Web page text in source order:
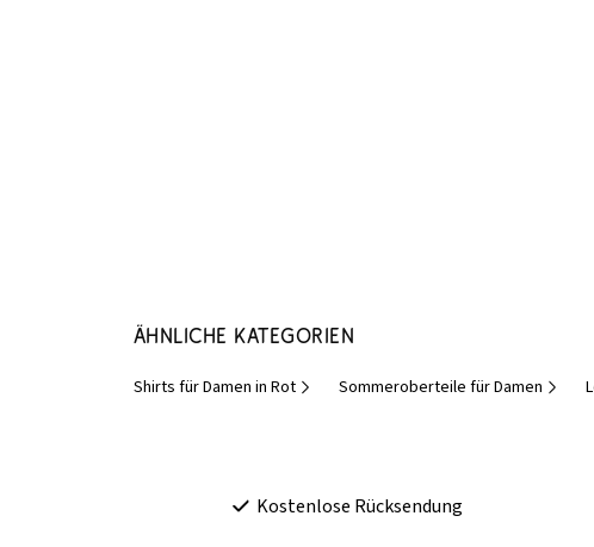
Ähnliche Kategorien
Shirts für Damen in Rot Sommeroberteile für Damen
Kostenlose Rücksendung